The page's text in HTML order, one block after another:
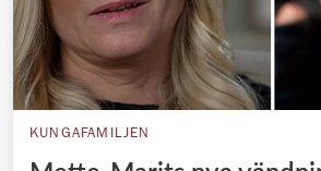
KUNGAFAMILJEN